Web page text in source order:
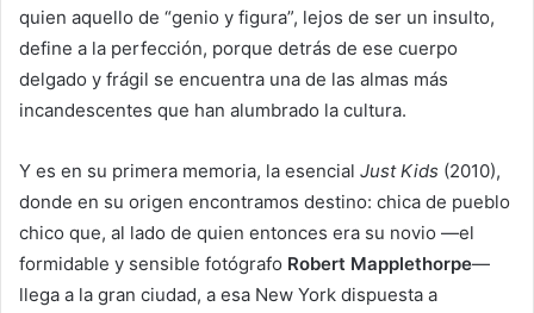
quien aquello de “genio y figura”, lejos de ser un insulto,
define a la perfección, porque detrás de ese cuerpo
delgado y frágil se encuentra una de las almas más
incandescentes que han alumbrado la cultura.
Y es en su primera memoria, la esencial Just Kids (2010),
donde en su origen encontramos destino: chica de pueblo
chico que, al lado de quien entonces era su novio —el
formidable y sensible fotógrafo Robert Mapplethorpe—
llega a la gran ciudad, a esa New York dispuesta a